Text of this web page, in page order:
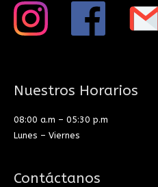
Nuestros Horarios
08:00 a.m – 05:30 p.m
Lunes – Viernes
Contáctanos